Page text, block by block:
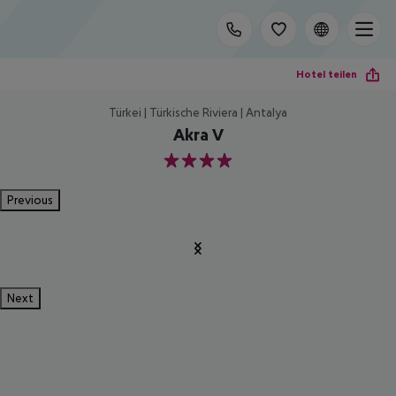
Hotel teilen
Türkei | Türkische Riviera | Antalya
Akra V
4
Previous
Next